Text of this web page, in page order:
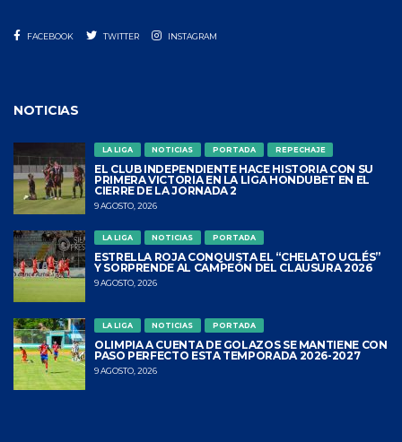
FACEBOOK TWITTER INSTAGRAM
NOTICIAS
LA LIGA NOTICIAS PORTADA REPECHAJE
EL CLUB INDEPENDIENTE HACE HISTORIA CON SU
PRIMERA VICTORIA EN LA LIGA HONDUBET EN EL
CIERRE DE LA JORNADA 2
9 AGOSTO, 2026
LA LIGA NOTICIAS PORTADA
ESTRELLA ROJA CONQUISTA EL “CHELATO UCLÉS”
Y SORPRENDE AL CAMPEÓN DEL CLAUSURA 2026
9 AGOSTO, 2026
LA LIGA NOTICIAS PORTADA
OLIMPIA A CUENTA DE GOLAZOS SE MANTIENE CON
PASO PERFECTO ESTA TEMPORADA 2026-2027
9 AGOSTO, 2026